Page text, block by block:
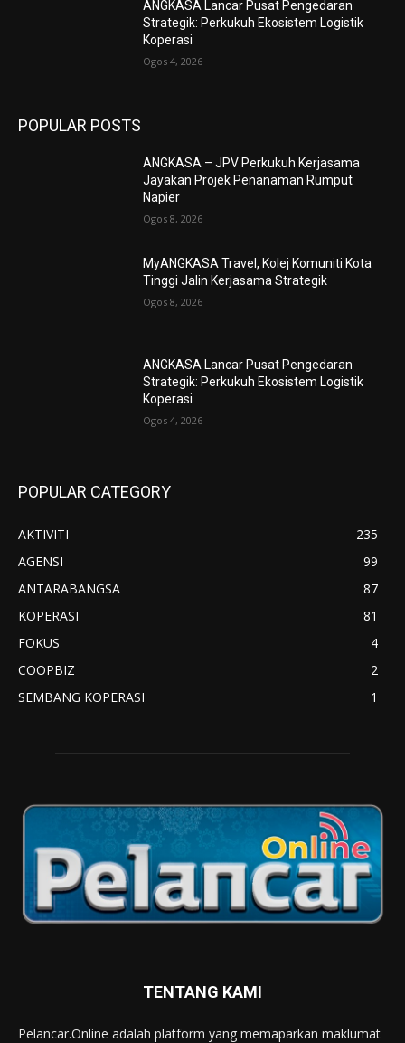
ANGKASA Lancar Pusat Pengedaran
Strategik: Perkukuh Ekosistem Logistik
Koperasi
Ogos 4, 2026
POPULAR POSTS
ANGKASA – JPV Perkukuh Kerjasama
Jayakan Projek Penanaman Rumput
Napier
Ogos 8, 2026
MyANGKASA Travel, Kolej Komuniti Kota
Tinggi Jalin Kerjasama Strategik
Ogos 8, 2026
ANGKASA Lancar Pusat Pengedaran
Strategik: Perkukuh Ekosistem Logistik
Koperasi
Ogos 4, 2026
POPULAR CATEGORY
AKTIVITI
235
AGENSI
99
ANTARABANGSA
87
KOPERASI
81
FOKUS
4
COOPBIZ
2
SEMBANG KOPERASI
1
TENTANG KAMI
Pelancar.Online adalah platform yang memaparkan maklumat